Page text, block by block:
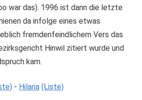
war das). 1996 ist dann die letzte
da infolge eines etwas
fremdenfeindlichem Vers das
Hinwil zitiert wurde und
kam.
- Hilaria (Liste)